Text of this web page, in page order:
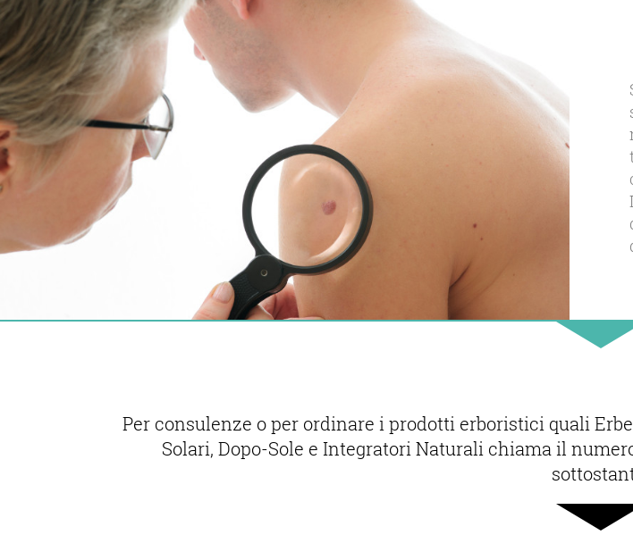
Per consulenze o per ordinare i prodotti erboristici quali
Solari, Dopo-Sole e Integratori Naturali chiama il